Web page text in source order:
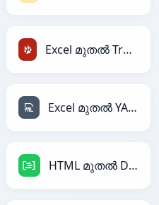
Excel മുതൽ TracWiki
Excel മുതൽ YAML
HTML മുതൽ DAX